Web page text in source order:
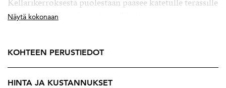
Kellarikerroksesta puolestaan pääsee katetulle terassille
sekä lämmitetyn uima-altaan äärelle.
syksyyn.
Keittiö on suunniteltu ruoanlaittoa rakastavalle.
Näytä kokonaan
KOHTEEN PERUSTIEDOT
HINTA JA KUSTANNUKSET